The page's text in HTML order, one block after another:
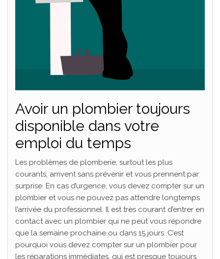
Avoir un plombier toujours
disponible dans votre
emploi du temps
Les problèmes de plomberie, surtout les plus
courants, arrivent sans prévenir et vous prennent par
surprise. En cas d’urgence, vous devez compter sur un
plombier et vous ne pouvez pas attendre longtemps
l’arrivée du professionnel. Il est très courant d’entrer en
contact avec un plombier qui ne peut vous répondre
que la semaine prochaine ou dans 15 jours. C’est
pourquoi vous devez compter sur un plombier pour
les réparations immédiates, qui est presque toujours